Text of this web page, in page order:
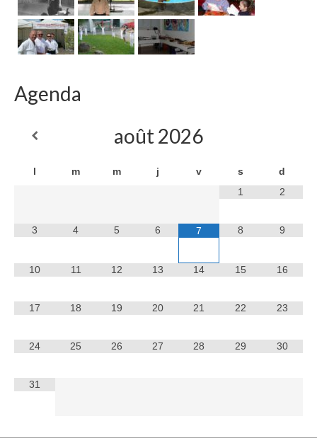
Agenda
août 2026
l m m j v s
d
1
2
3 4 5 6 7 8 9
10 11 12 13 14 15 16
17 18 19 20 21 22 23
24 25 26 27 28 29 30
31